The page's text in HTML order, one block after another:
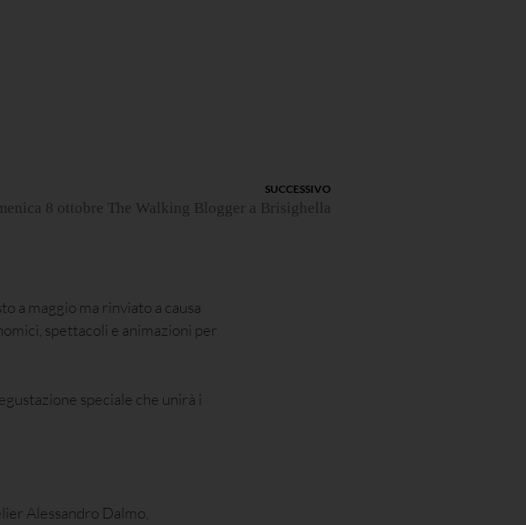
SUCCESSIVO
8 ottobre The Walking Blogger a Brisighella
a maggio ma rinviato a causa
spettacoli e animazioni per
speciale che unirà i
Alessandro Dalmo,